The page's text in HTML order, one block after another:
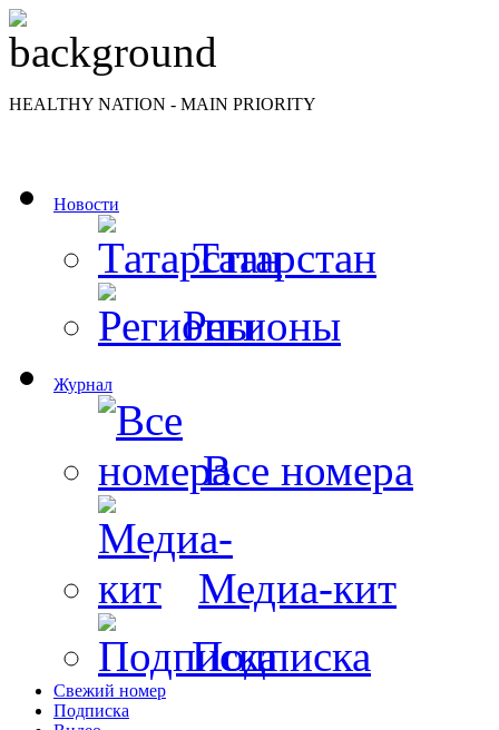
HEALTHY NATION - MAIN PRIORITY
Новости
Татарстан
Регионы
Журнал
Все номера
Медиа-кит
Подписка
Свежий номер
Подписка